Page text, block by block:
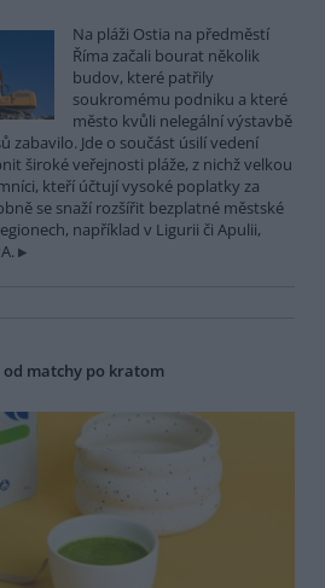
Na pláži Ostia na předměstí
Říma začali bourat několik
budov, které patřily
soukromému podniku a které
město kvůli nelegální výstavbě
zabavilo. Jde o součást úsilí vedení
široké veřejnosti pláže, z nichž velkou
kteří účtují vysoké poplatky za
se snaží rozšířit bezplatné městské
například v Ligurii či Apulii,
matchy po kratom